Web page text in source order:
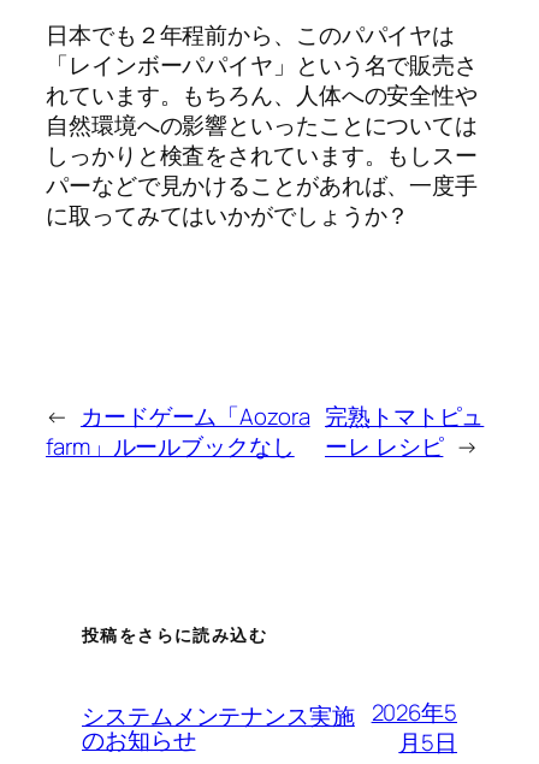
日本でも２年程前から、このパパイヤは
「レインボーパパイヤ」という名で販売さ
れています。もちろん、人体への安全性や
自然環境への影響といったことについては
しっかりと検査をされています。もしスー
パーなどで見かけることがあれば、一度手
に取ってみてはいかがでしょうか？
← カードゲーム「Aozora
farm」ルールブックなし
完熟トマトピュ
ーレ レシピ →
投稿をさらに読み込む
システムメンテナンス実施
のお知らせ
2026年5
月5日